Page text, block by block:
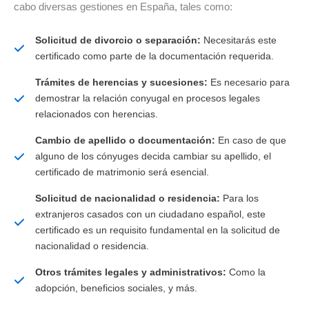
cabo diversas gestiones en España, tales como:
Solicitud de divorcio o separación: Necesitarás este
certificado como parte de la documentación requerida.
Trámites de herencias y sucesiones: Es necesario para
demostrar la relación conyugal en procesos legales
relacionados con herencias.
Cambio de apellido o documentación: En caso de que
alguno de los cónyuges decida cambiar su apellido, el
certificado de matrimonio será esencial.
Solicitud de nacionalidad o residencia: Para los
extranjeros casados con un ciudadano español, este
certificado es un requisito fundamental en la solicitud de
nacionalidad o residencia.
Otros trámites legales y administrativos: Como la
adopción, beneficios sociales, y más.